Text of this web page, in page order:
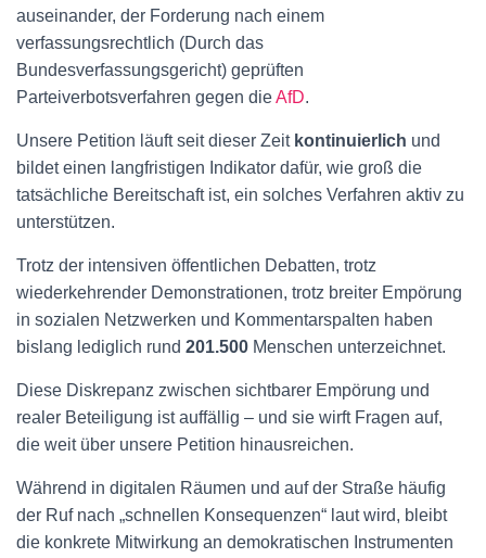
auseinander, der Forderung nach einem
verfassungsrechtlich (Durch das
Bundesverfassungsgericht) geprüften
Parteiverbotsverfahren gegen dieAfD.
Unsere Petition läuft seit dieser Zeit kontinuierlich und
bildet einen langfristigen Indikator dafür, wie groß die
tatsächliche Bereitschaft ist, ein solches Verfahren aktiv zu
unterstützen.
Trotz der intensiven öffentlichen Debatten, trotz
wiederkehrender Demonstrationen, trotz breiter Empörung
in sozialen Netzwerken und Kommentarspalten haben
bislang lediglich rund 201.500 Menschen unterzeichnet.
Diese Diskrepanz zwischen sichtbarer Empörung und
realer Beteiligung ist auffällig – und sie wirft Fragen auf,
die weit über unsere Petition hinausreichen.
Während in digitalen Räumen und auf der Straße häufig
der Ruf nach „schnellen Konsequenzen“ laut wird, bleibt
die konkrete Mitwirkung an demokratischen Instrumenten